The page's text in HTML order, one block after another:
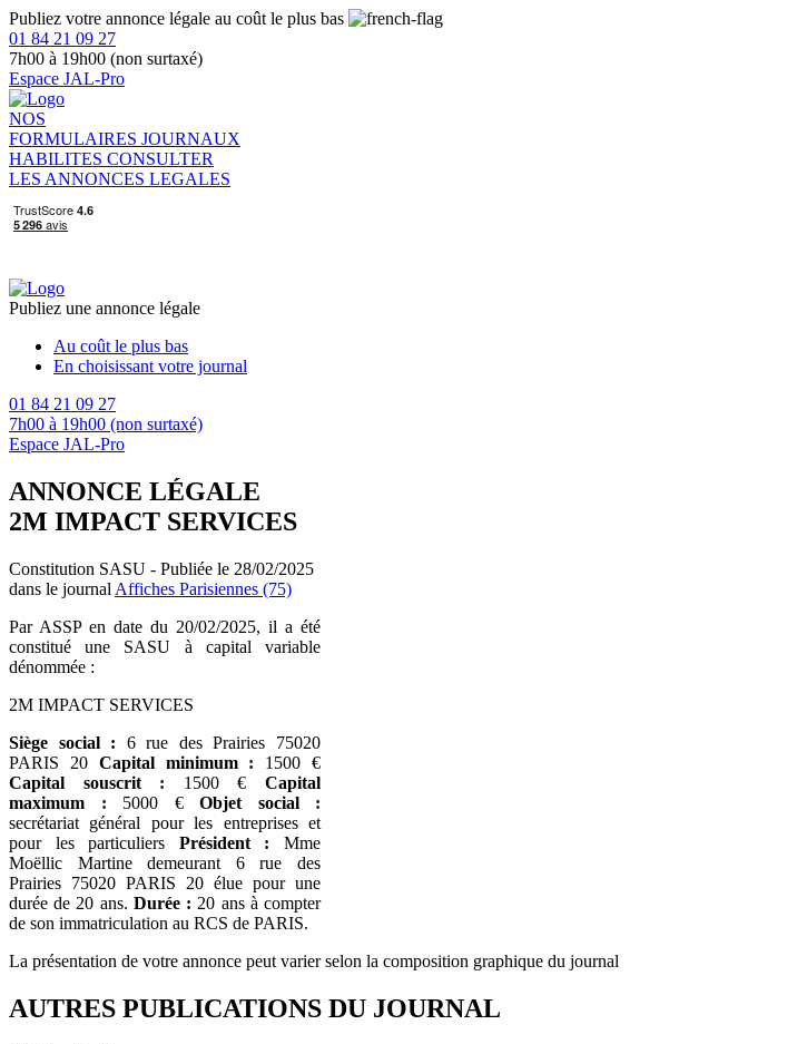
Publiez votre annonce légale au coût le plus bas
01 84 21 09 27
7h00 à 19h00 (non surtaxé)
Espace JAL-Pro
NOS
FORMULAIRES JOURNAUX
HABILITES CONSULTER
LES ANNONCES LEGALES
Publiez une annonce légale
Au coût le plus bas
En choisissant votre journal
01 84 21 09 27
7h00 à 19h00 (non surtaxé)
Espace JAL-Pro
ANNONCE LÉGALE
2M IMPACT SERVICES
Constitution SASU - Publiée le 28/02/2025
dans le journal Affiches Parisiennes (75)
Par ASSP en date du 20/02/2025, il a été
constitué une SASU à capital variable
dénommée :
2M IMPACT SERVICES
Siège social : 6 rue des Prairies 75020
PARIS 20 Capital minimum : 1500 €
Capital souscrit : 1500 €Capital
maximum : 5000 € Objet social :
secrétariat général pour les entreprises et
pour les particuliers Président : Mme
Moëllic Martine demeurant 6 rue des
Prairies 75020 PARIS 20 élue pour une
durée de 20 ans. Durée : 20 ans à compter
de son immatriculation au RCS de PARIS.
La présentation de votre annonce peut varier selon la composition graphique du journal
AUTRES PUBLICATIONS DU JOURNAL